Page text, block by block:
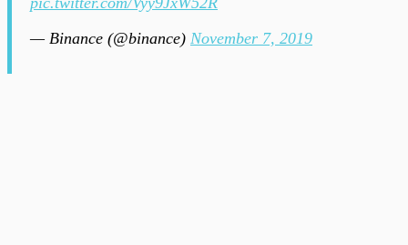
— Binance (@binance) November 7, 2019